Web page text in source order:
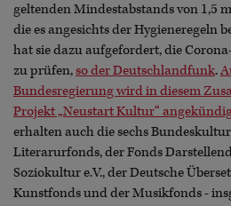
geltenden Mindestabstands von 1,5
die es angesichts der Hygieneregeln
hat sie dazu aufgefordert, die
zu prüfen,so der Deutschlandfunk.
Bundesregierung wird in diesem
Projekt „Neustart Kultur“
erhalten auch die sechs
Literarurfonds, der Fonds
Soziokultur e.V., der Deutsche
Kunstfonds und der Musikfonds -